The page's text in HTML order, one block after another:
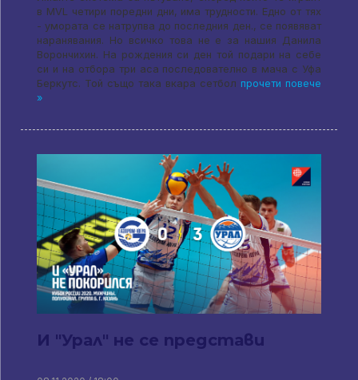
в MVL четири поредни дни, има трудности. Едно от тях
- умората се натрупва до последния ден., се появяват
наранявания. Но всичко това не е за нашия Данила
Ворончихин. На рождения си ден той подари на себе
си и на отбора три аса последователно в мача с Уфа
Беркутс. Той също така вкара сетбол прочети повече
»
И "Урал" не се представи